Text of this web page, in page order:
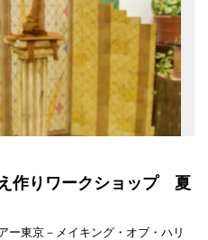
作りワークショップ 夏
ー東京－メイキング・オブ・ハリ